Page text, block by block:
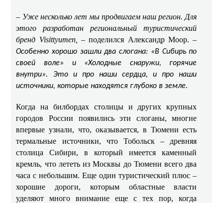
– Уже несколько лет мы продвигаем наш регион. Для
этого разработан региональный туристический
бренд Visittyumen,– поделился Александр Моор. –
Особенно хорошо зашли два слогана: «В Сибирь по
своей воле» и «Холодные снаружи, горячие
внутри». Это и про наши сердца, и про наши
источники, которые находятся глубоко в земле.
Когда на билбордах столицы и других крупных
городов России появились эти слоганы, многие
впервые узнали, что, оказывается, в Тюмени есть
термальные источники, что Тобольск – древняя
столица Сибири, в который имеется каменный
кремль, что лететь из Москвы до Тюмени всего два
часа с небольшим. Еще один туристический плюс –
хорошие дороги, которым областные власти
уделяют много внимание еще с тех пор, когда